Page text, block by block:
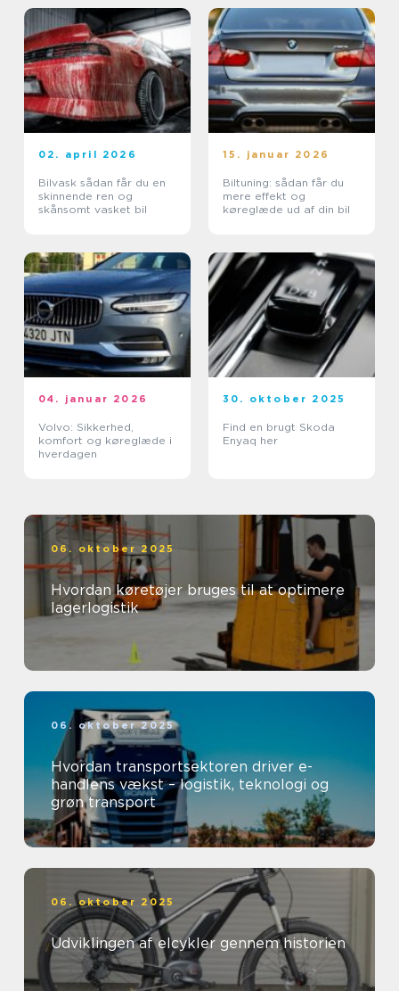
02. april 2026
Bilvask sådan får du en
skinnende ren og
skånsomt vasket bil
15. januar 2026
Biltuning: sådan får du
mere effekt og
køreglæde ud af din bil
04. januar 2026
Volvo: Sikkerhed,
komfort og køreglæde i
hverdagen
30. oktober 2025
Find en brugt Skoda
Enyaq her
06. oktober 2025
Hvordan køretøjer bruges til at optimere
lagerlogistik
06. oktober 2025
Hvordan transportsektoren driver e-
handlens vækst – logistik, teknologi og
grøn transport
06. oktober 2025
Udviklingen af elcykler gennem historien